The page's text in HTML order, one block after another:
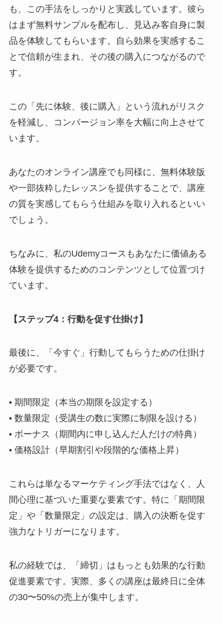
も、この手法をしっかりと実践しています。彼ら
はまず無料サンプルを配布し、見込み客自身に製
品を体験してもらいます。自ら効果を実感するこ
とで信頼が生まれ、その後の購入につながるので
す。
この「先に体験、後に購入」という流れがリスク
を軽減し、コンバージョン率を大幅に向上させて
います。
あなたのオンライン講座でも同様に、無料体験版
や一部抜粋したレッスンを提供することで、講座
の質を実感してもらう仕組みを取り入れるといい
でしょう。
ちなみに、私のUdemyコースもあなたに価値ある
体験を提供するためのコンテンツとして位置づけ
ています。
【ステップ4：行動を促す仕掛け】
最後に、「今すぐ」行動してもらうための仕掛け
が必要です。
• 期間限定（本当の期限を設定する）
• 数量限定（受講生の数に実際に制限を設ける）
• ボーナス（期間内に申し込んだ人だけの特典）
• 価格設計（早期割引や段階的な価格上昇）
これらは単なるマーケティング手法ではなく、人
間心理に基づいた重要な要素です。特に「期間限
定」や「数量限定」の設定は、購入の決断を促す
強力なトリガーになります。
私の経験では、「締切」はもっとも効果的な行動
促進要素です。実際、多くの講座は最終日に全体
の30〜50%の売上が集中します。